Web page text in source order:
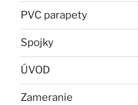
PVC parapety
Spojky
ÚVOD
Zameranie